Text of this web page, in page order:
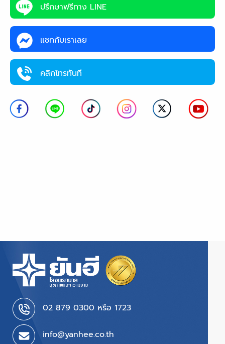
ปรึกษาฟรีทาง LINE
แชทกับเราเลย
คลิกโทรทันที
02 879 0300 หรือ 1723
info@yanhee.co.th